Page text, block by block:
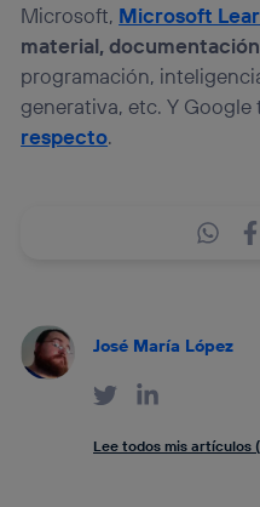
Microsoft, Microsoft
material,
programación,
generativa, etc. Y
respecto.
José María López
Lee todos mis artículos